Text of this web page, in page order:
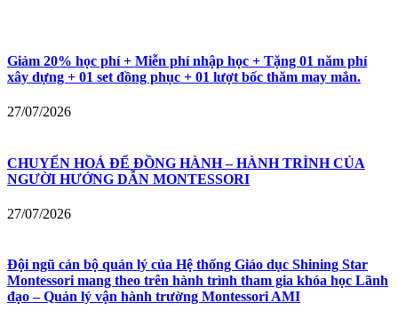
Giảm 20% học phí + Miễn phí nhập học + Tặng 01 năm phí
xây dựng + 01 set đồng phục + 01 lượt bốc thăm may mắn.
27/07/2026
CHUYỂN HOÁ ĐỂ ĐỒNG HÀNH – HÀNH TRÌNH CỦA
NGƯỜI HƯỚNG DẪN MONTESSORI
27/07/2026
Đội ngũ cán bộ quản lý của Hệ thống Giáo dục Shining Star
Montessori mang theo trên hành trình tham gia khóa học Lãnh
đạo – Quản lý vận hành trường Montessori AMI